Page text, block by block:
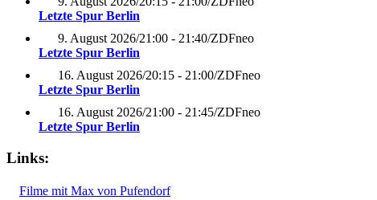
Letzte Spur Berlin
9. August 2026/21:00 - 21:40/ZDFneo
Letzte Spur Berlin
16. August 2026/20:15 - 21:00/ZDFneo
Letzte Spur Berlin
16. August 2026/21:00 - 21:45/ZDFneo
Letzte Spur Berlin
Links:
Filme mit Max von Pufendorf